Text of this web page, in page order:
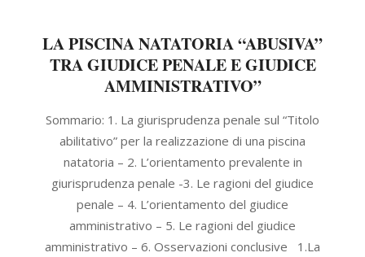
LA PISCINA NATATORIA “ABUSIVA”
TRA GIUDICE PENALE E GIUDICE
AMMINISTRATIVO”
09-
Sommario: 1. La giurisprudenza penale sul “Titolo
abilitativo” per la realizzazione di una piscina
natatoria – 2. L’orientamento prevalente in
giurisprudenza penale -3. Le ragioni del giudice
penale – 4. L’orientamento del giudice
amministrativo – 5. Le ragioni del giudice
amministrativo – 6. Osservazioni conclusive 1.La